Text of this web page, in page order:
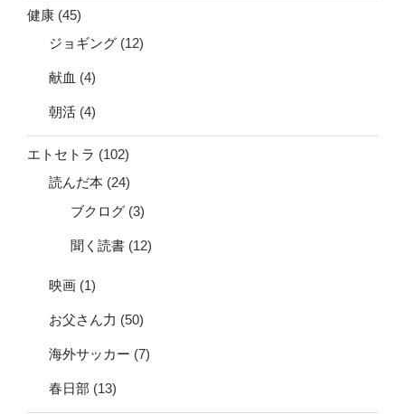
健康 (45)
ジョギング (12)
献血 (4)
朝活 (4)
エトセトラ (102)
読んだ本 (24)
ブクログ (3)
聞く読書 (12)
映画 (1)
お父さん力 (50)
海外サッカー (7)
春日部 (13)